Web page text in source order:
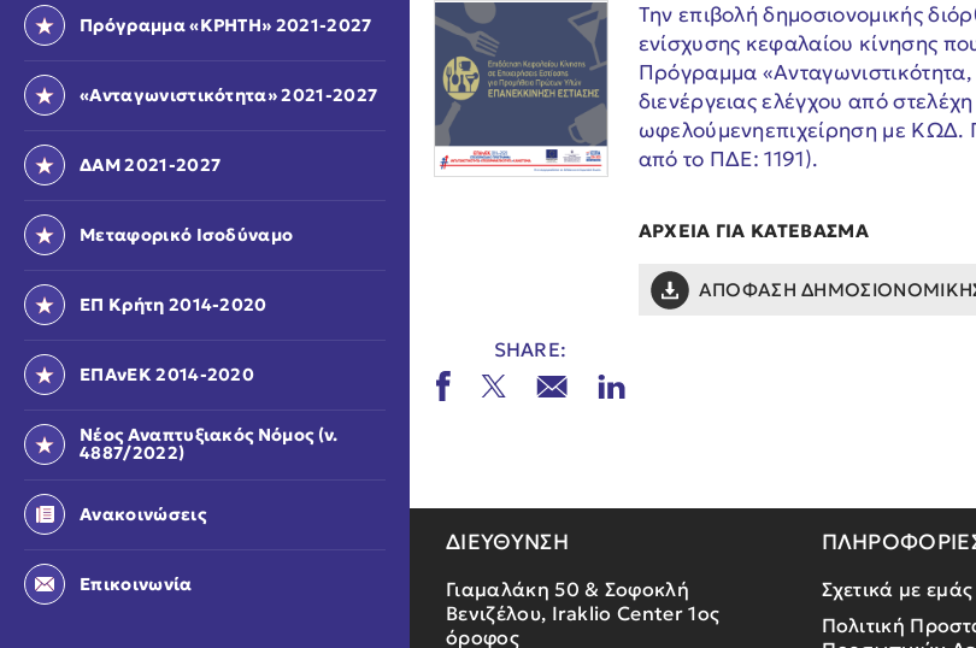
Πρόγραμμα «ΚΡΗΤΗ» 2021-2027
«Ανταγωνιστικότητα» 2021-2027
ΔΑΜ 2021-2027
Μεταφορικό Ισοδύναμο
ΕΠ Κρήτη 2014-2020
ΕΠΑνΕΚ 2014-2020
Νέος Αναπτυξιακός Νόμος (ν.
4887/2022)
Ανακοινώσεις
Επικοινωνία
Την επιβολή δημοσιονομικής
ενίσχυσης κεφαλαίου κίνησης
Πρόγραμμα
διενέργειας ελέγχου από
ωφελούμενηεπιχείρηση με
από το ΠΔΕ: 1191).
ΑΡΧΕΙΑ ΓΙΑ ΚΑΤΕΒΑΣΜΑ
ΑΠΟΦΑΣΗ
SHARE:
ΔΙΕΥΘΥΝΣΗ
Γιαμαλάκη 50 & Σοφοκλή
Βενιζέλου, Iraklio Center 1ος
όροφος
Σχετικά με εμάς
Πολιτική